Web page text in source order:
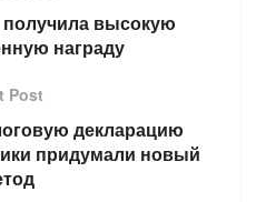
высокую
награду
Post
декларацию
придумали новый